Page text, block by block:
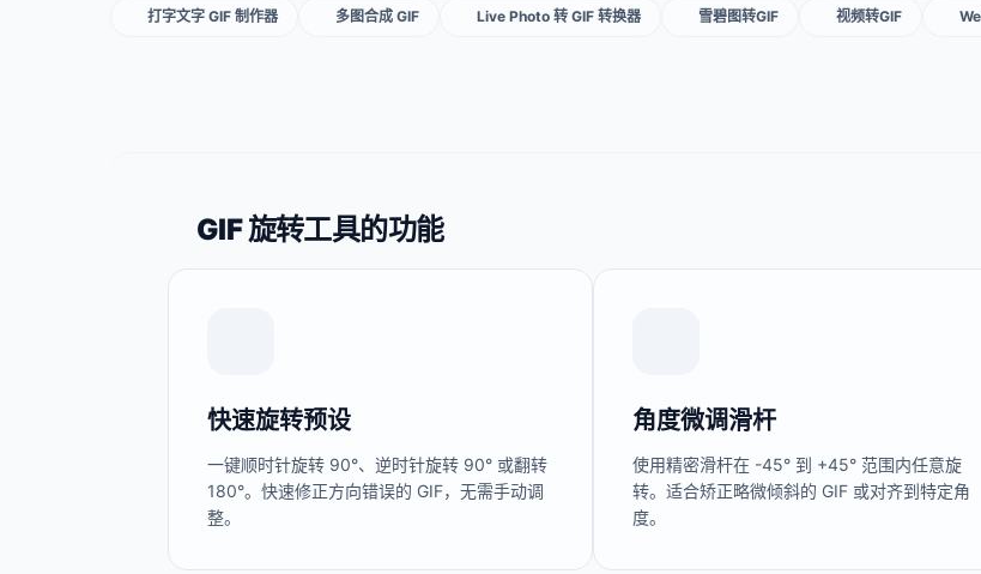
打字文字 GIF 制作器 多图合成 GIF Live Photo 转 GIF 转换器 雪碧图转GIF 视频转GIF
GIF 旋转工具的功能
快速旋转预设
一键顺时针旋转 90°、逆时针旋转 90° 或翻转
180°。快速修正方向错误的 GIF，无需手动调
整。
角度微调滑杆
使用精密滑杆在 -45° 到 +45° 范围内任意旋
转。适合矫正略微倾斜的 GIF 或对齐到特定角
度。